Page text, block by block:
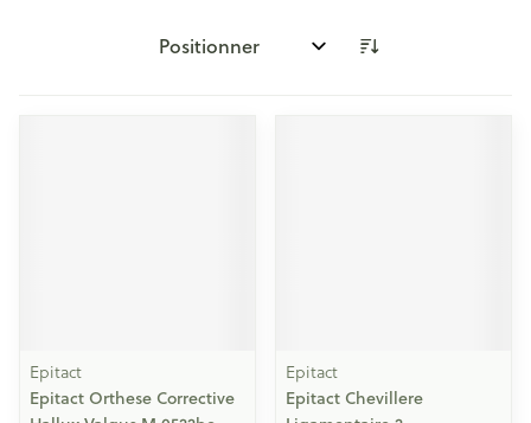
Trier par:
Epitact
Epitact Orthese Corrective
Epitact
Epitact Chevillere